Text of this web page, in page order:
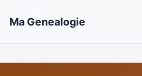
Ma Genealogie